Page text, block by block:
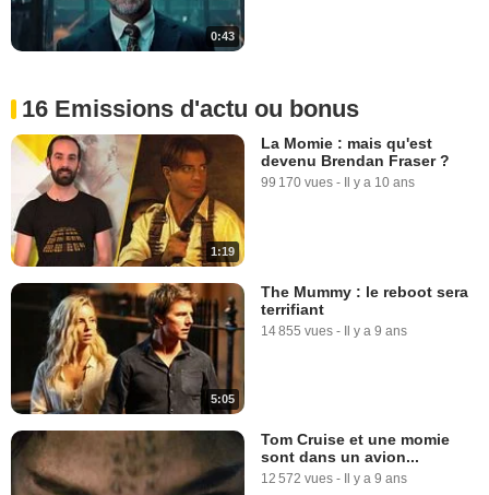
0:43
16 Emissions d'actu ou bonus
1:19
La Momie : mais qu'est
devenu Brendan Fraser ?
99 170 vues - Il y a 10 ans
5:05
The Mummy : le reboot sera
terrifiant
14 855 vues - Il y a 9 ans
Tom Cruise et une momie
sont dans un avion...
12 572 vues - Il y a 9 ans